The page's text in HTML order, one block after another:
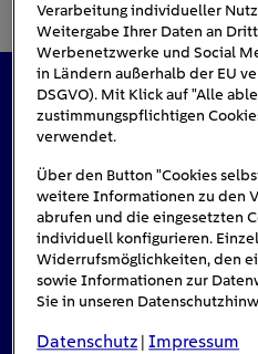
Das könnte Sie auch
#Solarenergie
Verarbeitung individueller
Weitergabe Ihrer Daten an
Werbenetzwerke und Social
in Ländern außerhalb der EU
DSGVO). Mit Klick auf "Alle
zustimmungspflichtigen
verwendet.
Über den Button "Cookies
weitere Informationen zu den
abrufen und die eingesetzten
individuell konfigurieren.
Widerrufsmöglichkeiten, den
sowie Informationen zur
Sie in unseren
Datenschutz |Impressum